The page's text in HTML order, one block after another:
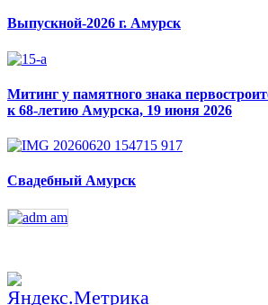
Выпускной-2026 г. Амурск
Митинг у памятного знака
к 68-летию Амурска, 19 июня 2026
Свадебный Амурск